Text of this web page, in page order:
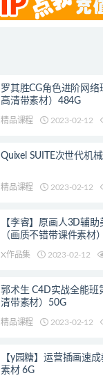
罗其胜CG角色进阶网
高清带素材）484G
精品课程 2023-02-12
Quixel SUITE次世代机
精品课程 2023-02-12
【李睿】原画人3D辅
（画质不错带课件素材
X作品集 2023-02-12
郭术生 C4D实战全能班
清带素材）50G
精品课程 2023-02-12
【y园糖】运营插画速
素材 6G